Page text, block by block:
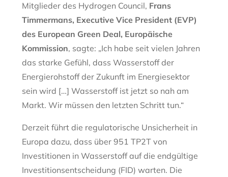
Mitglieder des Hydrogen Council, Frans
Timmermans, Executive Vice President (EVP)
des European Green Deal, Europäische
Kommission, sagte: „Ich habe seit vielen Jahren
das starke Gefühl, dass Wasserstoff der
Energierohstoff der Zukunft im Energiesektor
sein wird […] Wasserstoff ist jetzt so nah am
Markt. Wir müssen den letzten Schritt tun.“
Derzeit führt die regulatorische Unsicherheit in
Europa dazu, dass über 951 TP2T von
Investitionen in Wasserstoff auf die endgültige
Investitionsentscheidung (FID) warten. Die